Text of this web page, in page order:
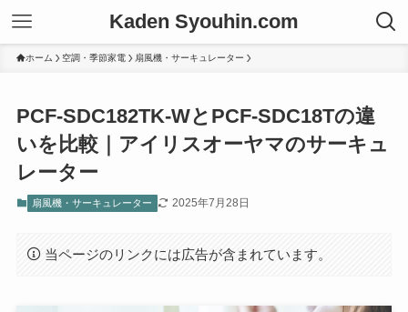
Kaden Syouhin.com
ホーム 空調・季節家電 扇風機・サーキュレーター
PCF-SDC182TK-WとPCF-SDC18Tの違
いを比較｜アイリスオーヤマのサーキュ
レーター
扇風機・サーキュレーター 2025年7月28日
当ページのリンクには広告が含まれています。